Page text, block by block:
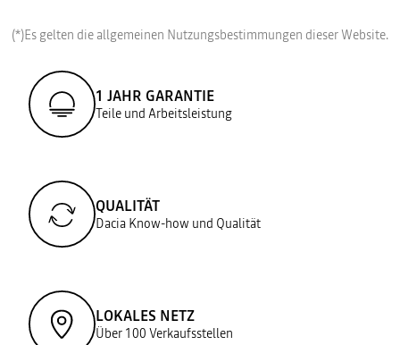
(*)Es gelten die allgemeinen Nutzungsbestimmungen dieser Website.
1 JAHR GARANTIE
Teile und Arbeitsleistung
QUALITÄT
Dacia Know-how und Qualität
LOKALES NETZ
Über 100 Verkaufsstellen